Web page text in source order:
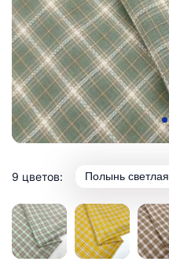
9 цветов: Полынь светлая